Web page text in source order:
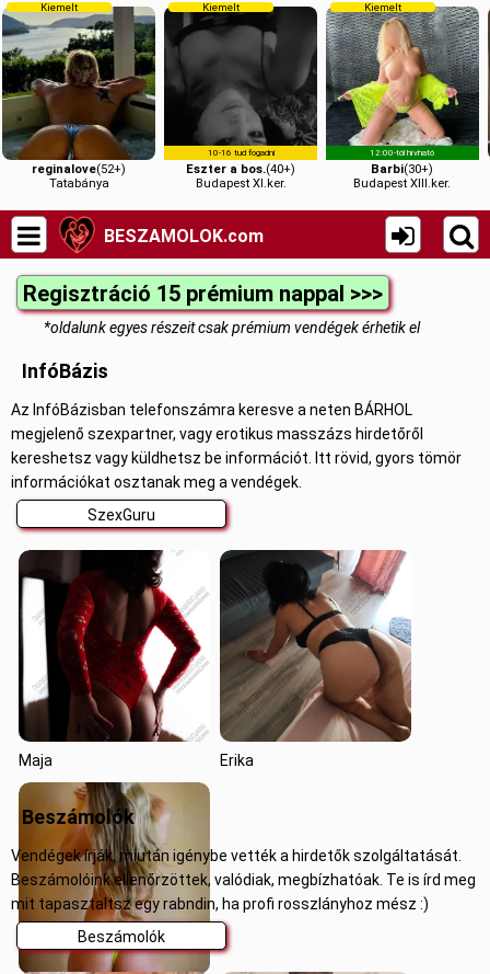
Kiemelt
reginalove(52+)
Tatabánya
Kiemelt
10-16 tud fogadni
Eszter a bos.(40+)
Budapest XI.ker.
BESZAMOLOK.com
Regisztráció 15 prémium nappal >>>
*oldalunk egyes részeit csak prémium vendégek érhetik el
InfóBázis
Az InfóBázisban telefonszámra keresve a neten BÁRHOL
megjelenő szexpartner, vagy erotikus masszázs hirdetőről
kereshetsz vagy küldhetsz be információt. Itt rövid, gyors tömör
információkat osztanak meg a vendégek.
SzexGuru
Maja Erika
Beszámolók
Vendégek írják, miután igénybe vették a hirdetők szolgáltatását.
Beszámolóink ellenőrzöttek, valódiak, megbízhatóak. Te is írd meg
mit tapasztaltsz egy rabndin, ha profi rosszlányhoz mész :)
Beszámolók